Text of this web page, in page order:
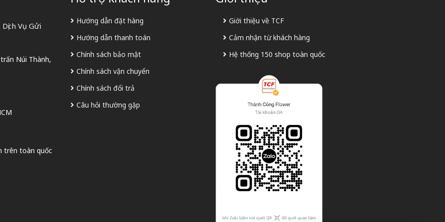
Vụ Gửi
Núi Thành,
trên toàn quốc
Hướng dẫn đặt hàng
Hướng dẫn thanh toán
Chính sách bảo mật
Chính sách vận chuyển
Chính sách đổi trả
Câu hỏi thường gặp
Giới thiệu về TCF
Cảm nhận từ khách hàng
Hệ thống 150 shop toàn quốc